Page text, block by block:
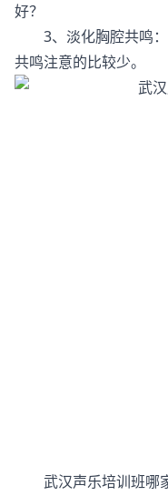
好？
3、淡化胸腔共鸣：
共鸣注意的比较少。
武汉声乐培训班哪